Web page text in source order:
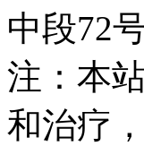
中段72
注：本
和治疗